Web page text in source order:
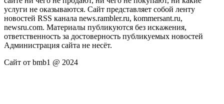
услуги не оказываются. Сайт представляет собой ленту
новостей RSS канала news.rambler.ru, kommersant.ru,
newsru.com. Материалы публикуются без искажения,
ответственность за достоверность публикуемых новостей
Администрация сайта не несёт.
Сайт от bmb1 @ 2024